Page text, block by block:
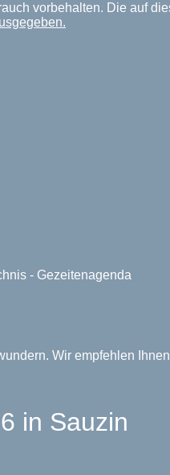
vorbehalten. Die auf
- Gezeitenagenda
Wir empfehlen
in Sauzin